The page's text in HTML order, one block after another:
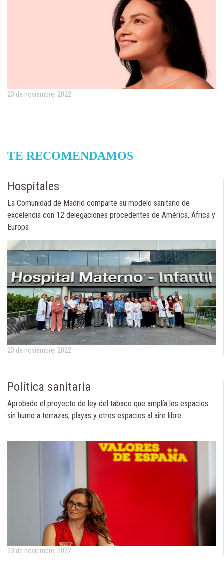
23 de noviembre, 2022
TE RECOMENDAMOS
Hospitales
La Comunidad de Madrid comparte su modelo sanitario de
excelencia con 12 delegaciones procedentes de América, África y
Europa
23 de noviembre, 2022
Política sanitaria
Aprobado el proyecto de ley del tabaco que amplía los espacios
sin humo a terrazas, playas y otros espacios al aire libre
23 de noviembre, 2022